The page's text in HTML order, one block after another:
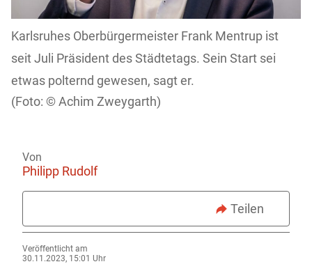
Karlsruhes Oberbürgermeister Frank Mentrup ist
seit Juli Präsident des Städtetags. Sein Start sei
etwas polternd gewesen, sagt er.
Achim Zweygarth)
Von
Philipp Rudolf
Teilen
Veröffentlicht am
30.11.2023, 15:01 Uhr